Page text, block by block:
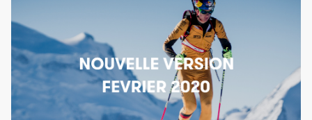
Sportif Premium
L'équipe Nolio
FAQ